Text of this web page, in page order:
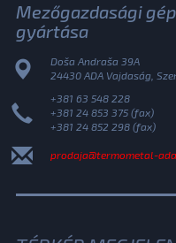
Mezőgazdasági
gyártása
Doša Andraša 39A
24430 ADA Vajdaság,
+381 63 548 228
+381 24 853 375 (fax)
+381 24 852 298 (fax)
prodaja@termometal-